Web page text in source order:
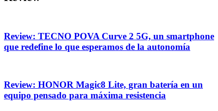
Review: TECNO POVA Curve 2 5G, un smartphone
que redefine lo que esperamos de la autonomía
Review: HONOR Magic8 Lite, gran batería en un
equipo pensado para máxima resistencia